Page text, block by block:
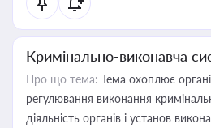
Кримінально-виконавча
Про що тема: Тема охоплює
регулювання виконання
діяльність органів і установ